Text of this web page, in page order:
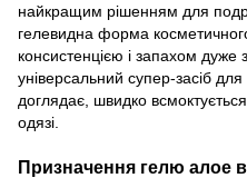
найкращим рішенням для
гелевидна форма
консистенцією і запахом дуже
універсальний супер-засіб
доглядає, швидко
одязі.
Призначення гелю алое